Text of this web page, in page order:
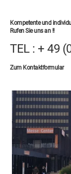
Kompetente und
Rufen Sie uns an !!
TEL : + 49
Zum Kontaktformular